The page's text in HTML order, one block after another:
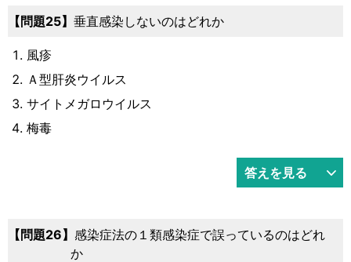
25 垂直感染しないのはどれか
風疹
Ａ型肝炎ウイルス
サイトメガロウイルス
梅毒
答えを見る
26
感染症法の１類感染症で誤っているのはどれ
か